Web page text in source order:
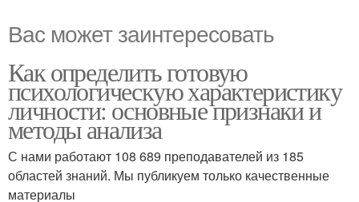
Вас может заинтересовать
Как определить готовую
психологическую характеристику
личности: основные признаки и
методы анализа
С нами работают 108 689 преподавателей из 185
областей знаний. Мы публикуем только качественные
материалы